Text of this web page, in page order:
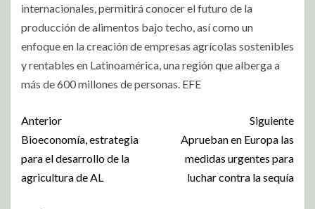
internacionales, permitirá conocer el futuro de la
producción de alimentos bajo techo, así como un
enfoque en la creación de empresas agrícolas sostenibles
y rentables en Latinoamérica, una región que alberga a
más de 600 millones de personas. EFE
Anterior
Bioeconomía, estrategia
para el desarrollo de la
agricultura de AL
Siguiente
Aprueban en Europa las
medidas urgentes para
luchar contra la sequía